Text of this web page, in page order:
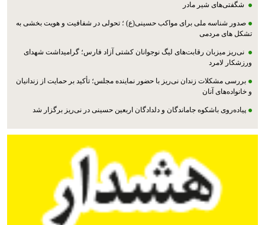
شگفتی‌های شیر مادر
صدور شناسه ملی برای مواکب حسینی(ع) ؛ تحولی در شفافیت و هویت بخشی به
تشکل های مردمی
نی‌ریز میزبان رقابت‌های لیگ نوجوانان کشتی آزاد فارس؛ گرامیداشت شهدای
ورزشکار لامرد
بررسی مشکلات زندان نی‌ریز با حضور نماینده مجلس؛ تأکید بر حمایت از زندانیان
و خانواده‌های آنان
پیاده‌روی باشکوه جاماندگان و دلدادگان اربعین حسینی در نی‌ریز برگزار شد